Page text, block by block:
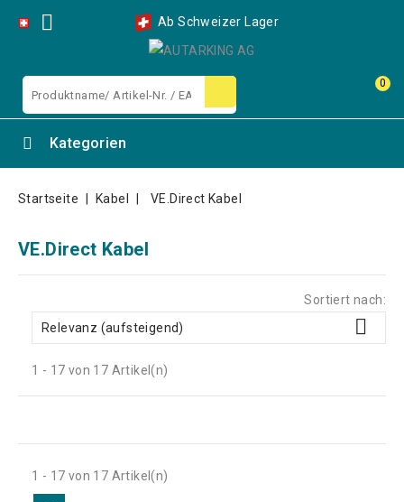
Ab Schweizer Lager
0

Kategorien
Startseite Kabel VE.Direct Kabel
VE.Direct Kabel
Sortiert nach:
Relevanz (aufsteigend)

1 - 17 von 17 Artikel(n)
1 - 17 von 17 Artikel(n)